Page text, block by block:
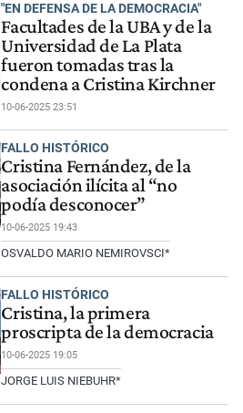
"EN DEFENSA DE LA DEMOCRACIA"
Facultades de la UBA y de la
Universidad de La Plata
fueron tomadas tras la
condena a Cristina Kirchner
10-06-2025 23:51
FALLO HISTÓRICO
Cristina Fernández, de la
asociación ilícita al “no
podía desconocer”
10-06-2025 19:43
OSVALDO MARIO NEMIROVSCI*
FALLO HISTÓRICO
Cristina, la primera
proscripta de la democracia
10-06-2025 19:05
JORGE LUIS NIEBUHR*